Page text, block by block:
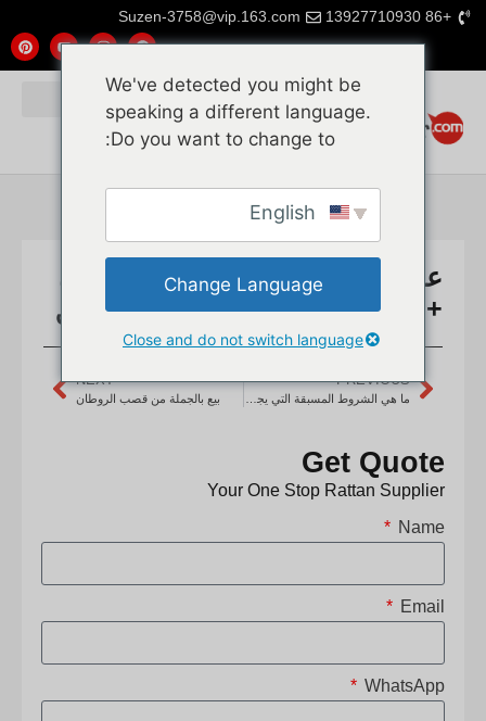
+86 13927710930
Suzen-3758@vip.163.com
عرض أسعار مشروع قش الروطان
+ لوح خشبي + طلاء مقاوم للحريق
PREVIOUS
NEXT
بيع بالجملة من قصب الروطان
Get Quote
Your One Stop Rattan Supplier
Name
Email
WhatsApp
We've detected you might be
speaking a different language.
Do you want to change to:
Change Language
Close and do not switch language